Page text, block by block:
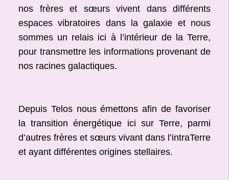
nos frères et sœurs vivent dans différents
espaces vibratoires dans la galaxie et nous
sommes un relais ici à l’intérieur de la Terre,
pour transmettre les informations provenant de
nos racines galactiques.
Depuis Telos nous émettons afin de favoriser
la transition énergétique ici sur Terre, parmi
d’autres frères et sœurs vivant dans l’intraTerre
et ayant différentes origines stellaires.